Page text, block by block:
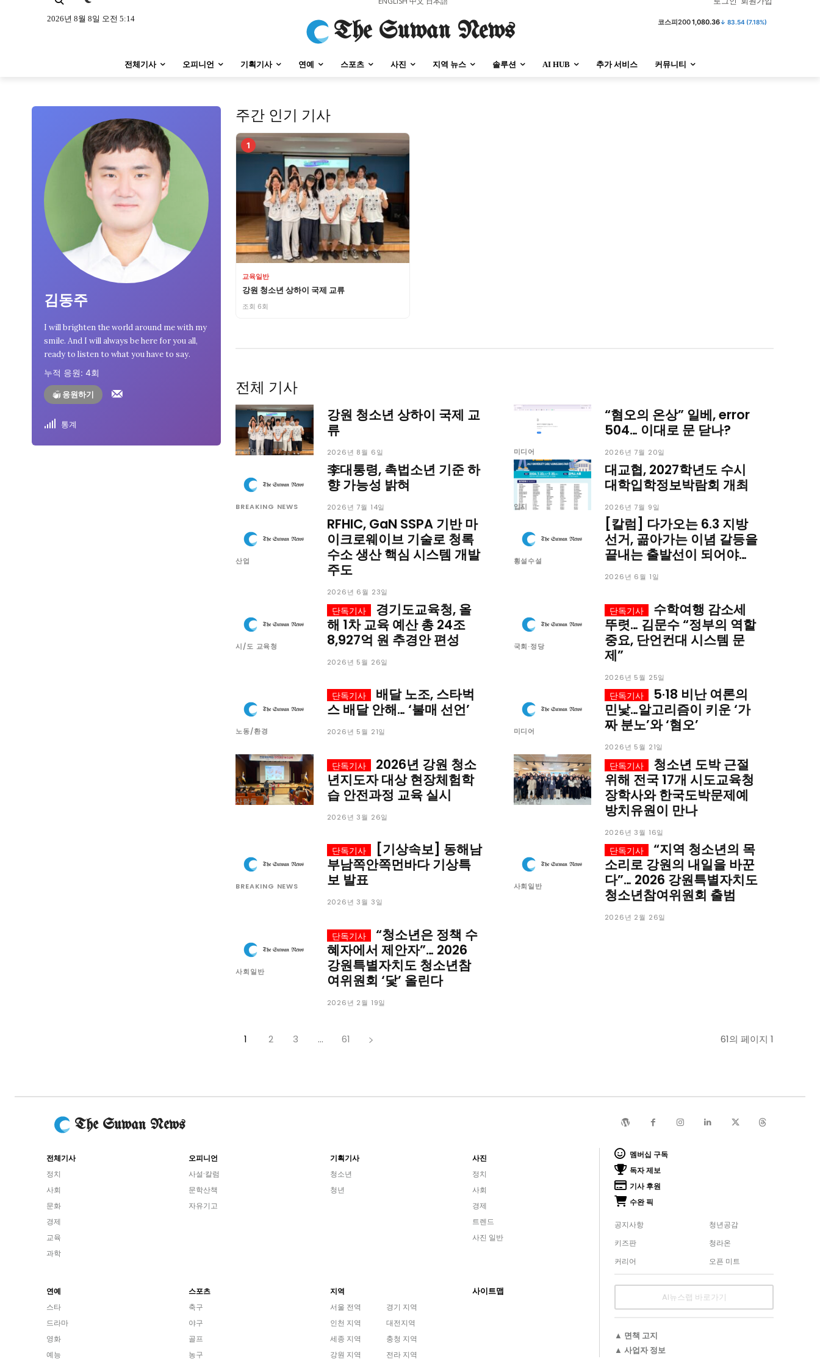
시 문학 (문학산책)
지역 & 글로벌 뉴스
서울전역 인천지역 경기지역 강원지역 충청지역 세종지역 경상지역
ENG 中文
커뮤니티
수완뉴스 추천 서비스
이니셔티브 커리어 기자단 참여 보도자료 작성 서비스 스위프트 하이브 라라프레스
시 문학 (문학산책)
지역 & 글로벌 뉴스
서울전역 인천지역 강원지역 충청지역 세종지역 경상지역
ENG 中文
커뮤니티
수완뉴스 추천 서비스
이니셔티브 커리어 기자단 참여 보도자료 작성 서비스 스위프트 하이브 라라프레스
깊이를 더하고 넓이를 채우다, 전 세대를 위한 뉴스
2026년 8월 8일 오전 5:14
The Suwan News 코스피6,296.38↓ 301.88 (4.58%)
전체기사 오피니언 기획기사 연예 스포츠 사진 지역 뉴스 솔루션 AI HUB 추가 서비스 커뮤니티
김동주
I will brighten the world around me with my
smile. And I will always be here for you all,
ready to listen to what you have to say.
누적 응원: 4회
응원하기
통계
주간 인기 기사
1
교육일반
강원 청소년 상하이 국제 교류
조회 6회
전체 기사
교육일반
강원 청소년 상하이 국제 교
류
2026년 8월 6일 미디어
“혐오의 온상” 일베, error
504… 이대로 문 닫나?
2026년 7월 20일
BREAKING NEWS
李대통령, 촉법소년 기준 하
향 가능성 밝혀
2026년 7월 14일 입시
대교협, 2027학년도 수시
대학입학정보박람회 개최
2026년 7월 9일
산업
RFHIC, GaN SSPA 기반 마
이크로웨이브 기술로 청록
수소 생산 핵심 시스템 개발
주도
2026년 6월 23일
횡설수설
[칼럼] 다가오는 6.3 지방
선거, 곪아가는 이념 갈등을
끝내는 출발선이 되어야…
2026년 6월 1일
시/도 교육청
경기도교육청, 올
해 1차 교육 예산 총 24조
8,927억 원 추경안 편성
2026년 5월 26일
국회·정당
수학여행 감소세
뚜렷… 김문수 “정부의 역할
중요, 단언컨대 시스템 문
제”
2026년 5월 25일
노동/환경
배달 노조, 스타벅
스 배달 안해… ‘불매 선언’
2026년 5월 21일 미디어
5·18 비난 여론의
민낯…알고리즘이 키운 ‘가
짜 분노’와 ‘혐오’
2026년 5월 21일
사람들
2026년 강원 청소
년지도자 대상 현장체험학
습 안전과정 교육 실시
2026년 3월 26일
사회일반
청소년 도박 근절
위해 전국 17개 시도교육청
장학사와 한국도박문제예
방치유원이 만나
2026년 3월 16일
BREAKING NEWS
[기상속보] 동해남
부남쪽안쪽먼바다 기상특
보 발표
2026년 3월 3일
사회일반
“지역 청소년의 목
소리로 강원의 내일을 바꾼
다”… 2026 강원특별자치도
청소년참여위원회 출범
2026년 2월 26일
사회일반
“청소년은 정책 수
혜자에서 제안자”… 2026
강원특별자치도 청소년참
여위원회 ‘닻’ 올린다
2026년 2월 19일
1 2 3 ... 61 61의 페이지 1
The Suwan News
전체기사
정치
사회
문화
경제
교육
과학
오피니언
사설·칼럼
문학산책
자유기고
기획기사
청소년
청년
사진
정치
사회
경제
트렌드
사진 일반
연예
스타
드라마
영화
예능
스포츠
축구
야구
골프
농구
지역
서울 전역
경기 지역
인천 지역
대전지역
세종 지역
충청 지역
강원 지역
전라 지역
사이트맵
멤버십 구독
독자 제보
기사 후원
수완 픽
공지사항
키즈판
커리어
청년공감
청라온
오픈 미트
AI뉴스랩 바로가기
▲ 면책 고지
▲ 사업자 정보